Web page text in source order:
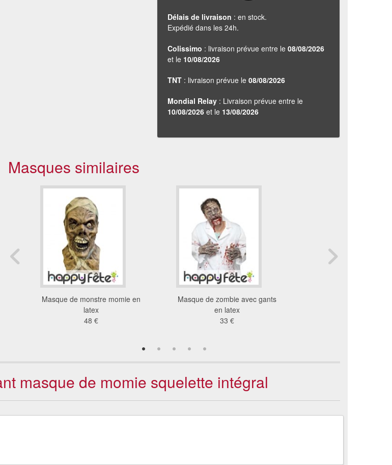
Délais de livraison : en stock.
Expédié dans les 24h.
Colissimo : livraison prévue entre le 08/08/2026
et le 10/08/2026
TNT : livraison prévue le 08/08/2026
Mondial Relay : Livraison prévue entre le
10/08/2026 et le 13/08/2026
Masques similaires
Masque de monstre momie en
latex
48 €
Masque de zombie avec gants
en latex
33 €
masque de momie squelette intégral